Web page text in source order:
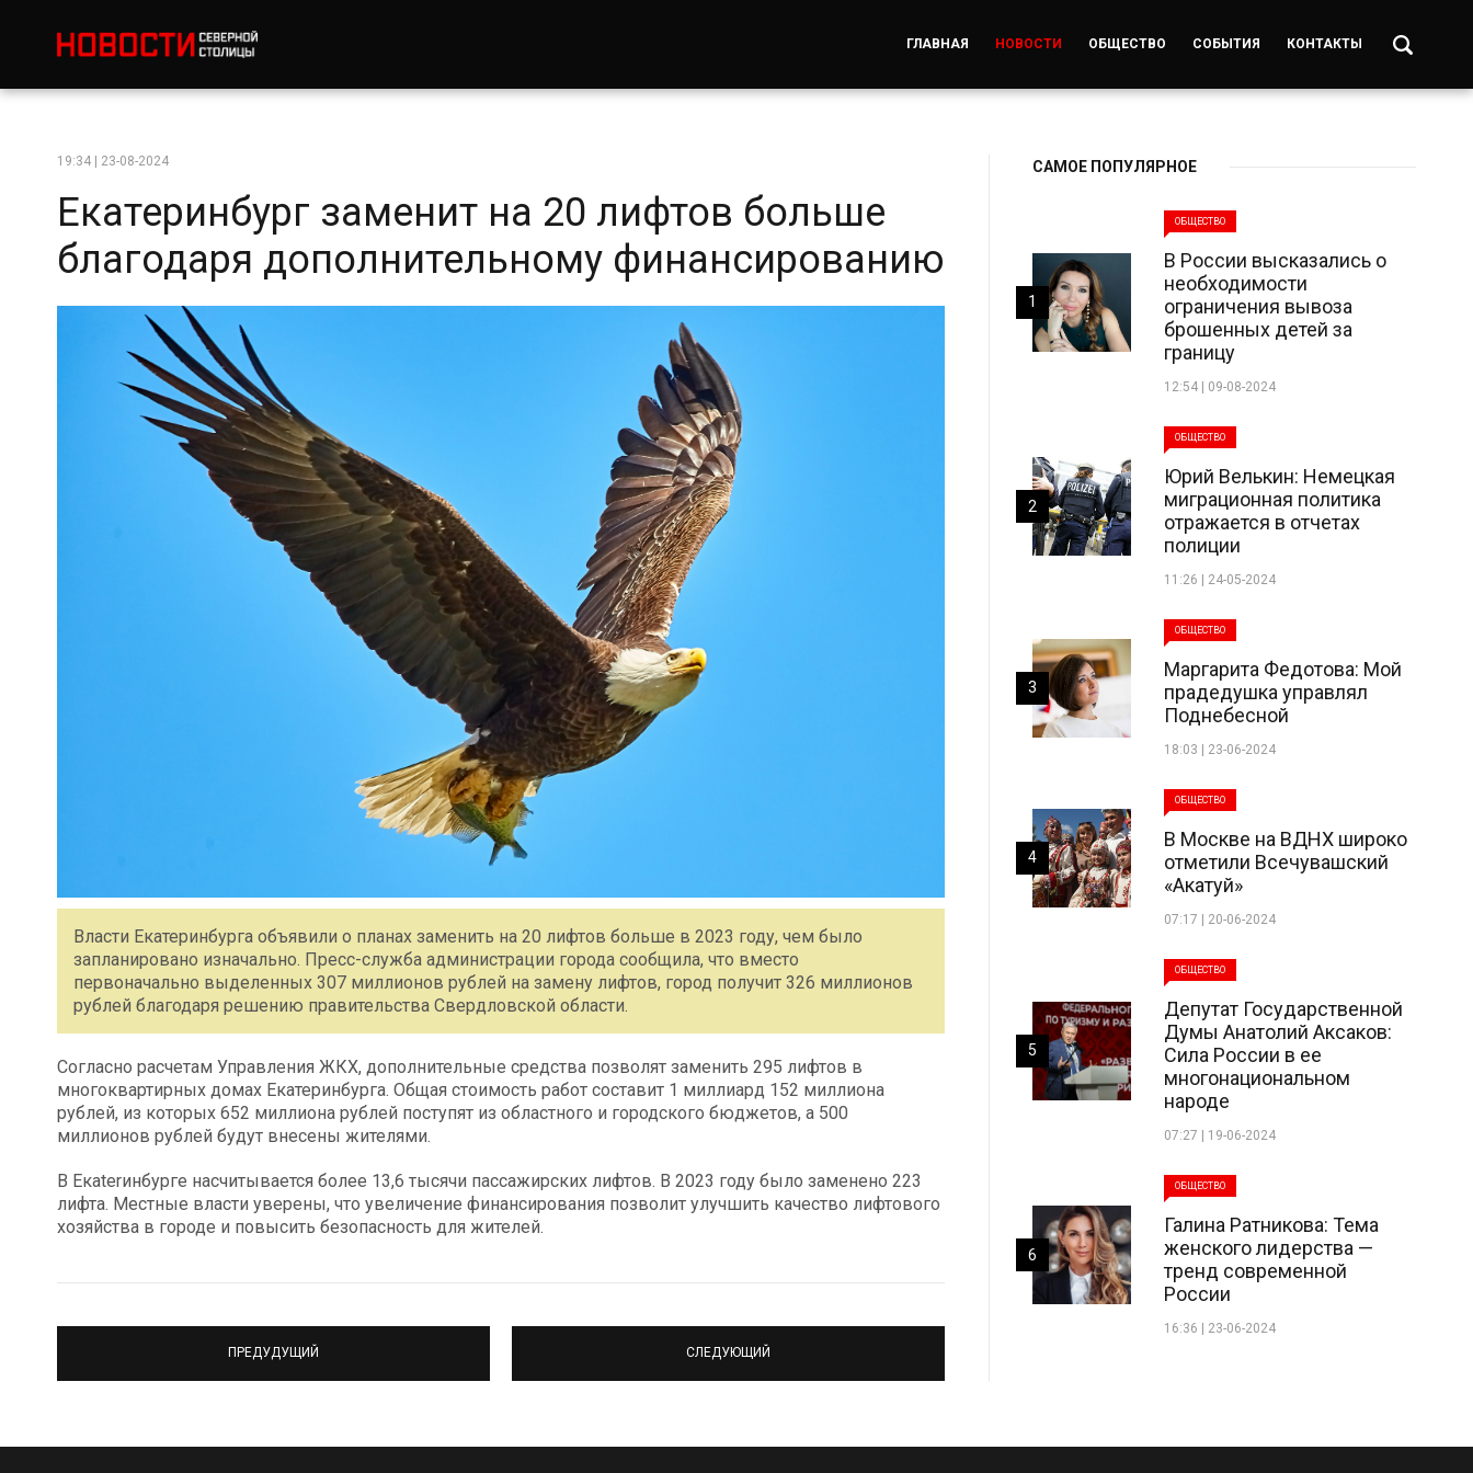
ГЛАВНАЯ НОВОСТИ ОБЩЕСТВО СОБЫТИЯ КОНТАКТЫ
19:34 | 23-08-2024
Екатеринбург заменит на 20 лифтов больше
благодаря дополнительному финансированию
Власти Екатеринбурга объявили о планах заменить на 20 лифтов больше в 2023 году, чем было
запланировано изначально. Пресс-служба администрации города сообщила, что вместо
первоначально выделенных 307 миллионов рублей на замену лифтов, город получит 326 миллионов
рублей благодаря решению правительства Свердловской области.
Согласно расчетам Управления ЖКХ, дополнительные средства позволят заменить 295 лифтов в
многоквартирных домах Екатеринбурга. Общая стоимость работ составит 1 миллиард 152 миллиона
рублей, из которых 652 миллиона рублей поступят из областного и городского бюджетов, а 500
миллионов рублей будут внесены жителями.
В Екaterинбурге насчитывается более 13,6 тысячи пассажирских лифтов. В 2023 году было заменено 223
лифта. Местные власти уверены, что увеличение финансирования позволит улучшить качество лифтового
хозяйства в городе и повысить безопасность для жителей.
ПРЕДУДУЩИЙ СЛЕДУЮЩИЙ
САМОЕ ПОПУЛЯРНОЕ
ОБЩЕСТВО
В России высказались о
необходимости
ограничения вывоза
брошенных детей за
границу
12:54 | 09-08-2024
1
ОБЩЕСТВО
Юрий Велькин: Немецкая
миграционная политика
отражается в отчетах
полиции
11:26 | 24-05-2024
2
ОБЩЕСТВО
Маргарита Федотова: Мой
прадедушка управлял
Поднебесной
18:03 | 23-06-2024
3
ОБЩЕСТВО
В Москве на ВДНХ широко
отметили Всечувашский
«Акатуй»
07:17 | 20-06-2024
4
ОБЩЕСТВО
Депутат Государственной
Думы Анатолий Аксаков:
Сила России в ее
многонациональном
народе
07:27 | 19-06-2024
5
ОБЩЕСТВО
Галина Ратникова: Тема
женского лидерства —
тренд современной
России
16:36 | 23-06-2024
6